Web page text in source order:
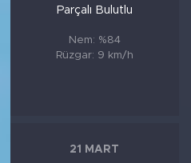
Parçalı Bulutlu
Nem: %84
Rüzgar: 9 km/h
21 MART